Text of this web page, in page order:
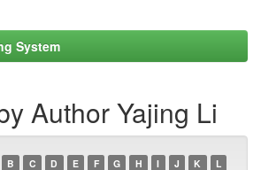
System
Author Yajing Li
B C D E F G H I J K
L